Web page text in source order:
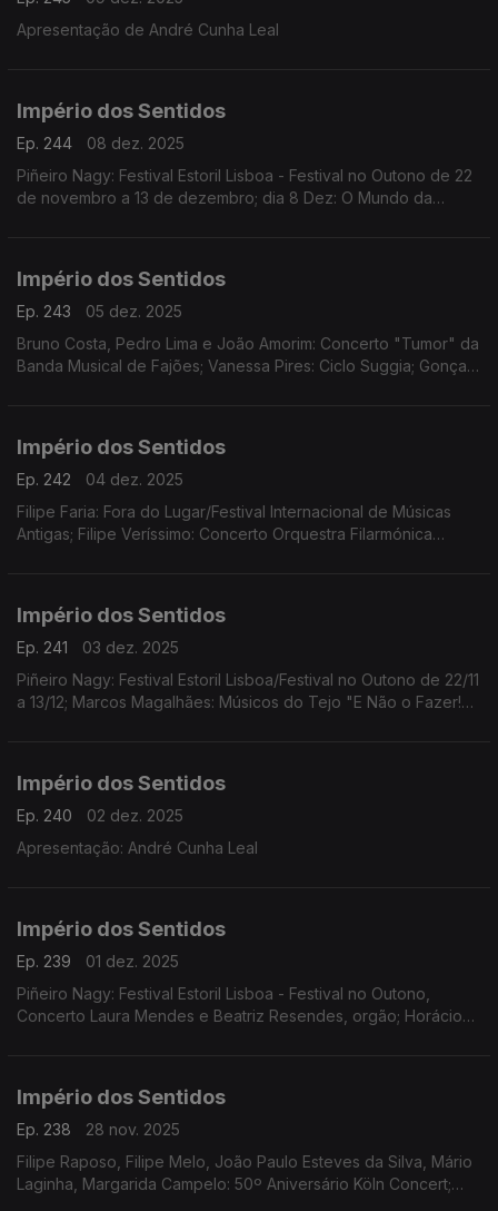
Apresentação de André Cunha Leal
Império dos Sentidos
Ep. 244
08 dez. 2025
Piñeiro Nagy: Festival Estoril Lisboa - Festival no Outono de 22
de novembro a 13 de dezembro; dia 8 Dez: O Mundo da
Império dos Sentidos
Ep. 243
05 dez. 2025
Bruno Costa, Pedro Lima e João Amorim: Concerto "Tumor" da
Banda Musical de Fajões; Vanessa Pires: Ciclo Suggia; Gonçalo
Império dos Sentidos
Ep. 242
04 dez. 2025
Filipe Faria: Fora do Lugar/Festival Internacional de Músicas
Antigas; Filipe Veríssimo: Concerto Orquestra Filarmónica
Império dos Sentidos
Ep. 241
03 dez. 2025
Piñeiro Nagy: Festival Estoril Lisboa/Festival no Outono de 22/11
a 13/12; Marcos Magalhães: Músicos do Tejo "E Não o Fazer!
Império dos Sentidos
Ep. 240
02 dez. 2025
Apresentação: André Cunha Leal
Império dos Sentidos
Ep. 239
01 dez. 2025
Piñeiro Nagy: Festival Estoril Lisboa - Festival no Outono,
Concerto Laura Mendes e Beatriz Resendes, orgão; Horácio
Império dos Sentidos
Ep. 238
28 nov. 2025
Filipe Raposo, Filipe Melo, João Paulo Esteves da Silva, Mário
Laginha, Margarida Campelo: 50º Aniversário Köln Concert;